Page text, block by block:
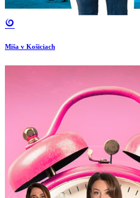
Miša v Košiciach